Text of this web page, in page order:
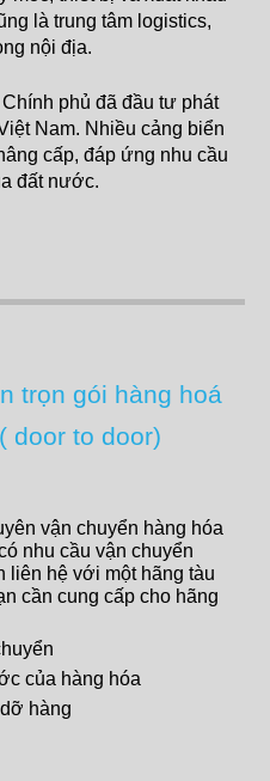
là trung tâm logistics,
nội địa.
phủ đã đầu tư phát
Nam. Nhiều cảng biển
cấp, đáp ứng nhu cầu
đất nước.
trọn gói hàng hoá
door to door)
vận chuyển hàng hóa
nhu cầu vận chuyển
liên hệ với một hãng tàu
cần cung cấp cho hãng
của hàng hóa
hàng